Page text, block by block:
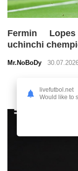
Fermin
uchinchi
Mr.NoBoDy
livefutbol.net
Would like to